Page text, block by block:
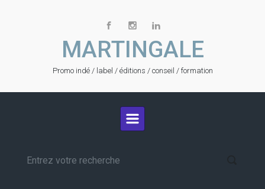
MARTINGALE
Promo indé / label / éditions / conseil / formation